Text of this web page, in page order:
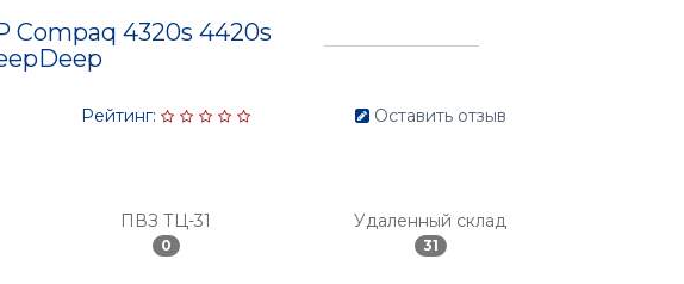
Compaq 4320s 4420s
Рейтинг:
ПВЗ ТЦ-31
0
Оставить отзыв
Удаленный склад
31